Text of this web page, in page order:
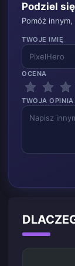
Podziel
Pomóż
TWOJE IMIĘ
OCENA
TWOJA OPINIA